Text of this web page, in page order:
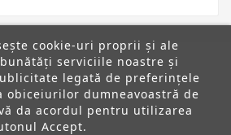
ANPC
cookie-uri proprii și ale
serviciile noastre și
legată de preferințele
obiceiurilor dumneavoastră de
da acordul pentru utilizarea
Accept.